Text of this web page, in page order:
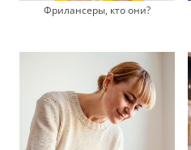
Фрилансеры, кто они?